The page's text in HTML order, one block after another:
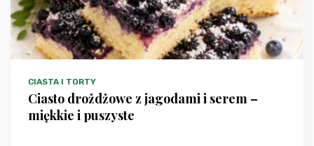
CIASTA I TORTY
Ciasto drożdżowe z jagodami i serem –
miękkie i puszyste